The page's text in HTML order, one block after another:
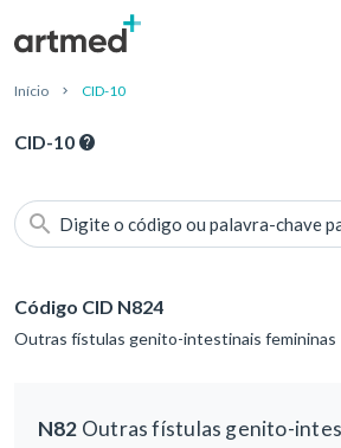
Início CID-10
CID-10
Digite o código ou palavra-chave
Código CID N824
Outras fístulas genito-intestinais femininas
N82 Outras fístulas genito-